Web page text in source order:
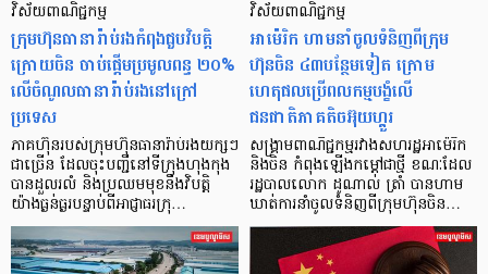
វិស័យពាណិជ្ជកម្ម
ក្រុមហ៊ុនធានារ៉ាប់រងកំពុងជួបវិបត្តិ
ក្រោយចិន ចាប់ផ្តើមប្រមូលពន្ធ ២០%
លើចំណូលធានារ៉ាប់រងនៅក្រៅ
ប្រទេស
ភាគហ៊ុនរបស់ក្រុមហ៊ុនធានារ៉ាប់រងយក្សៗ
ជាច្រើន ដែលចុះបញ្ជីនៅទីក្រុងហុងកុង
បានដួលរលំ និងប្រឈមមុខនឹងវិបត្តិ
យ៉ាងធ្ងន់ធ្ងរបន្ទាប់ពីអាជ្ញាធរក្រុ…
វិស័យពាណិជ្ជកម្ម
អាម៉េរិក ហាមនាំចូលទំនិញពីក្រុម
ហ៊ុនចិន ៤៣បន្ថែមទៀត ក្រោម
ហេតុផលប្រើពលកម្មបង្ខំលើ
ជនជាតិភាគតិចអ៊ុយហ្គួរ
សង្គ្រាមពាណិជ្ជកម្មរវាងសហរដ្ឋអាម៉េរិក
និងចិន កំពុងឡើងកម្តៅជាថ្មី ខណៈដែល
រដ្ឋបាល​លោក ដូណាល់ ត្រាំ បានហាម
ឃាត់ការនាំចូលទំនិញពីក្រុមហ៊ុនចិន…